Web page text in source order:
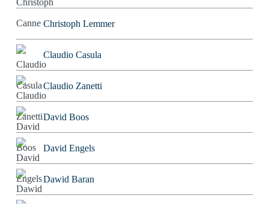
Christoph Lemmer
Claudio Casula
Claudio Zanetti
David Boos
David Engels
Dawid Baran